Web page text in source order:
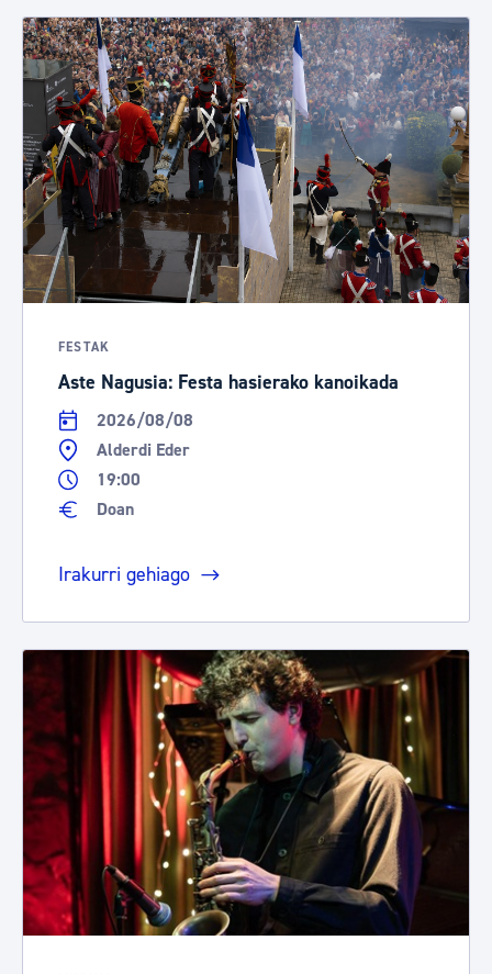
FESTAK
Aste Nagusia: Festa hasierako kanoikada
2026/08/08
Alderdi Eder
19:00
Doan
Irakurri gehiago